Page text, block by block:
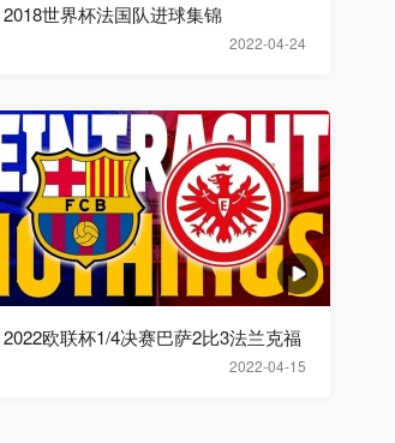
2022-04-24
2018世界杯法国队进球集锦
2022-04-15
2022欧联杯1/4决赛巴萨2比3法兰克福